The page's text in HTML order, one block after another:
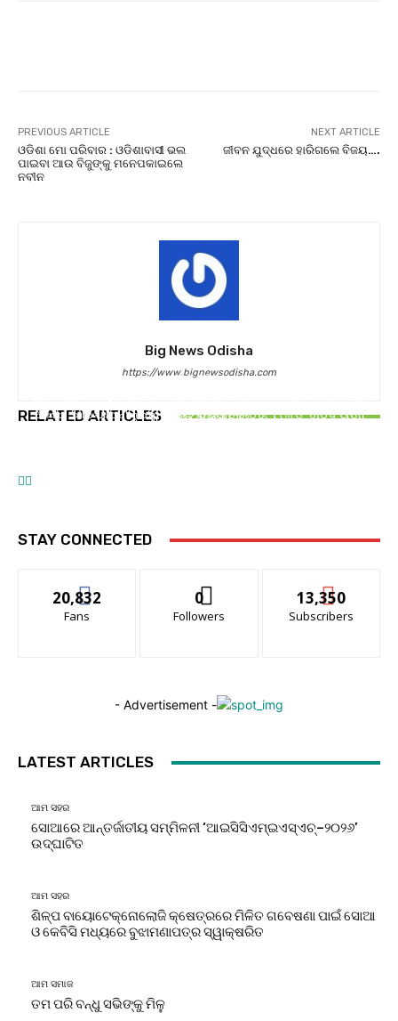
PREVIOUS ARTICLE
ଓଡିଶା ମୋ ପରିବାର : ଓଡିଶାବାସୀ ଭଲ
ପାଇବା ଆଉ ବିଜୁଙ୍କୁ ମନେପକାଇଲେ
ନବୀନ
NEXT ARTICLE
ଜୀବନ ଯୁଦ୍ଧରେ ହାରିଗଲେ ବିଜୟ….
Big News Odisha
https://www.bignewsodisha.com
RELATED ARTICLES
ଆମ ସହର
୨୦୨୬’ ଉଦ୍‌ଘାଟିତ
ଶିଳ୍ପ ବାୟୋଟେକ୍ନୋଲୋଜି କ୍ଷେତ୍ରରେ ମିଳିତ ଗବେଷଣା
ଆମ ସମାଜ
STAY CONNECTED
20,832
Fans
0
Followers
13,350
Subscribers
- Advertisement -
LATEST ARTICLES
ଆମ ସହର
ସୋଆରେ ଆନ୍ତର୍ଜାତୀୟ ସମ୍ମିଳନୀ ‘ଆଇସିସିଏମ୍‌ଇଏସ୍‌ଏଚ୍‌–୨୦୨୬’
ଉଦ୍‌ଘାଟିତ
ଆମ ସହର
ଶିଳ୍ପ ବାୟୋଟେକ୍ନୋଲୋଜି କ୍ଷେତ୍ରରେ ମିଳିତ ଗବେଷଣା ପାଇଁ ସୋଆ
ଓ କେବିସି ମଧ୍ୟରେ ବୁଝାମଣାପତ୍ର ସ୍ୱାକ୍ଷରିତ
ଆମ ସମାଜ
ତମ ପରି ବନ୍ଧୁ ସଭିଙ୍କୁ ମିଳୁ